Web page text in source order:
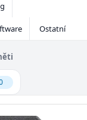
Ostatní